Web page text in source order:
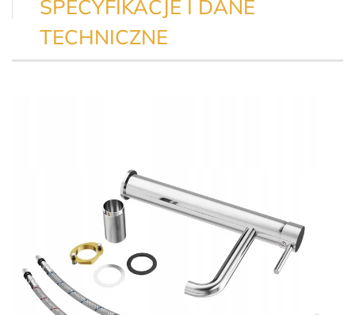
SPECYFIKACJE I DANE
TECHNICZNE